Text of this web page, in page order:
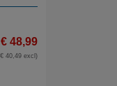
€ 48,99
40,49 excl)